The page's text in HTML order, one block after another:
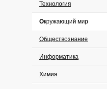
Технология
Окружающий мир
Обществознание
Информатика
Химия